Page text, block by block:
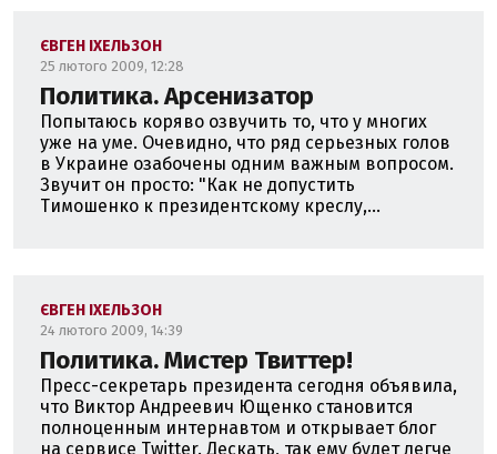
ЄВГЕН ІХЕЛЬЗОН
25 лютого 2009, 12:28
Политика. Арсенизатор
Попытаюсь коряво озвучить то, что у многих
уже на уме. Очевидно, что ряд серьезных голов
в Украине озабочены одним важным вопросом.
Звучит он просто: "Как не допустить
Тимошенко к президентскому креслу,...
ЄВГЕН ІХЕЛЬЗОН
24 лютого 2009, 14:39
Политика. Мистер Твиттер!
Пресс-секретарь президента сегодня объявила,
что Виктор Андреевич Ющенко становится
полноценным интернавтом и открывает блог
на сервисе Twitter. Дескать, так ему будет легче